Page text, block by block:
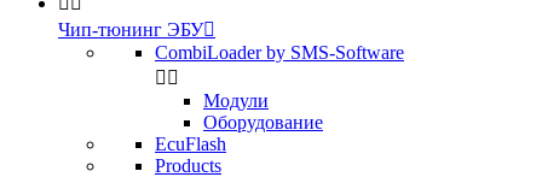
Чип-тюнинг ЭБУ
CombiLoader by SMS-Software
 
Модули
Оборудование
EcuFlash
Products